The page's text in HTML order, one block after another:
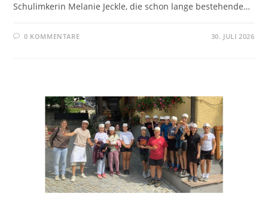
Schulimkerin Melanie Jeckle, die schon lange bestehende…
0 KOMMENTARE 30. JULI 2026